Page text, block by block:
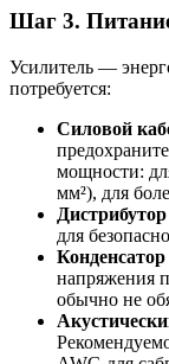
Шаг 3.
Усилитель —
потребуется:
Силовой
мощности:
мм²), для
для
напряжения
обычно не